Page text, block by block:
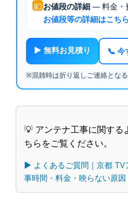
💴お値段の詳細— 料金・
お値段等の詳細はこち
▶ 無料お見積り 📞 今
※混雑時は折り返しご連絡となる
💡 アンテナ工事に関する
ちらをご覧ください。
▶︎ よくあるご質問｜京都 TV
事時間・料金・映らない原因